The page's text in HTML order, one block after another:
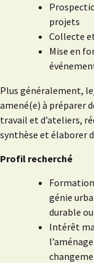
projets
Collecte
Mise en
Plus généralement,
amené(e) à préparer
travail et d’ateliers,
synthèse et élaborer
Profil recherché
génie
durable
Intérêt